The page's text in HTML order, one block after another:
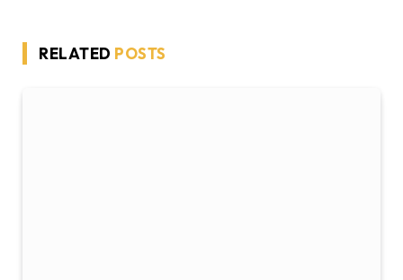
RELATED POSTS